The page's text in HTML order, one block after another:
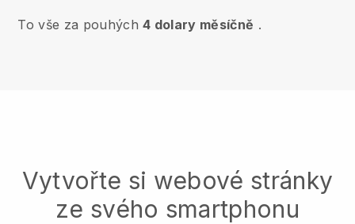
To vše za pouhých4 dolary měsíčně .
Vytvořte si webové stránky
ze svého smartphonu